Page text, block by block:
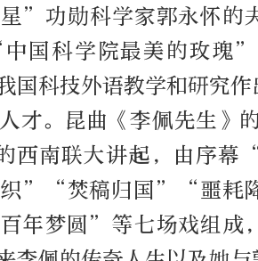
”功勋科学家郭永怀的
国科学院最美的玫瑰”
国科技外语教学和研究
才。昆曲《李佩先生》
西南联大讲起，由序
”“焚稿归国”“噩耗
年梦圆”等七场戏组成